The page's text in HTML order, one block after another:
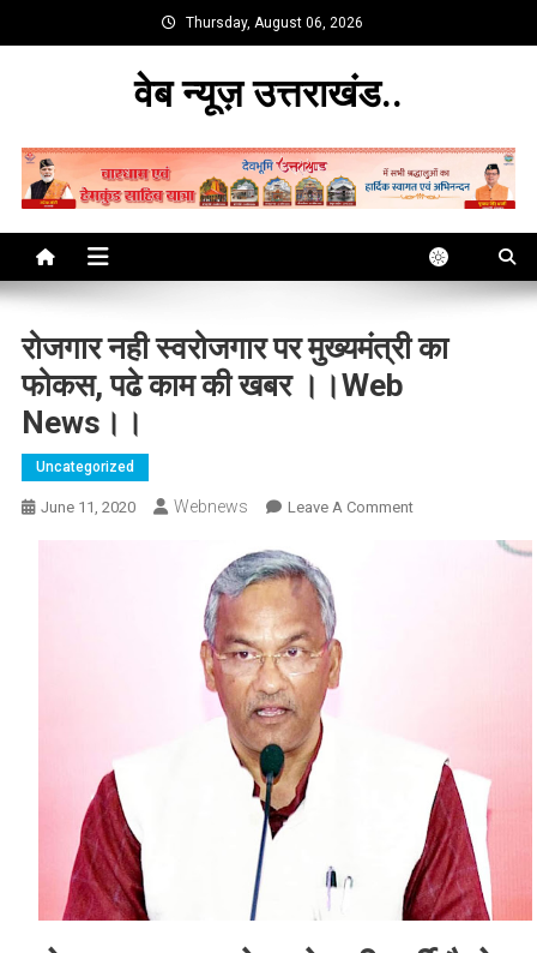
to
Thursday, August 06, 2026
वेब न्यूज़ उत्तराखंड..
रोजगार नही स्वरोजगार पर मुख्यमंत्री का
फोकस, पढे काम की खबर ।।web
News।।
Uncategorized
June 11, 2020 Webnews Leave A CommentOn
काम
खबर
।।
Web
News।।